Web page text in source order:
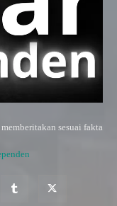
sesuai fakta